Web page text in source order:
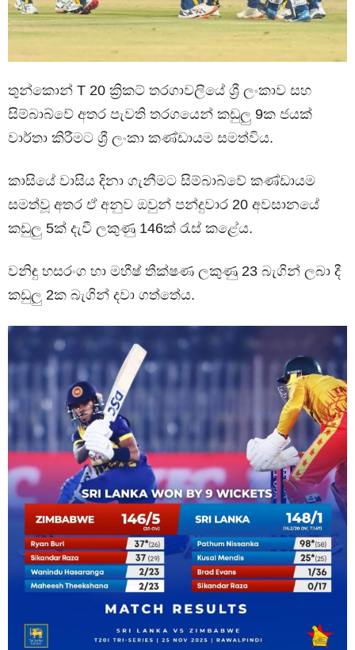
තුන්කොන් T 20 ක්‍රිකට් තරගාවලියේ ශ්‍රී ලංකාව සහ
සිම්බාබ්වේ අතර පැවති තරගයෙන් කඩුලු 9ක ජයක්
වාර්තා කිරීමට ශ්‍රී ලංකා කණ්ඩායම සමත්විය.
කාසියේ වාසිය දිනා ගැනීමට සිම්බාබ්වේ කණ්ඩායම
සමත්වූ අතර ඒ අනුව ඔවුන් පන්දුවාර 20 අවසානයේ
කඩුලු 5ක් දැවී ලකුණු 146ක් රැස් කළේය.
වනිඳු හසරංග හා මහීෂ් තීක්ෂණ ලකුණු 23 බැගින් ලබා දී
කඩුලු 2ක බැගින් දවා ගත්තේය.